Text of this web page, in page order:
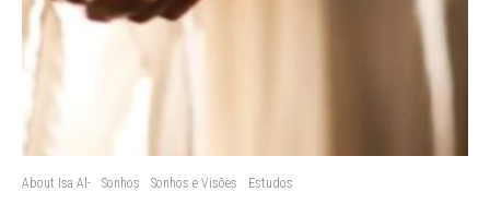
About Isa Al- Sonhos Sonhos e Visões Estudos